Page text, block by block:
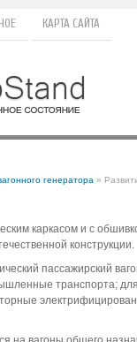
КАРТА САЙТА
генератора »
каркасом и с
конструкции.
пассажирский
транспорта;